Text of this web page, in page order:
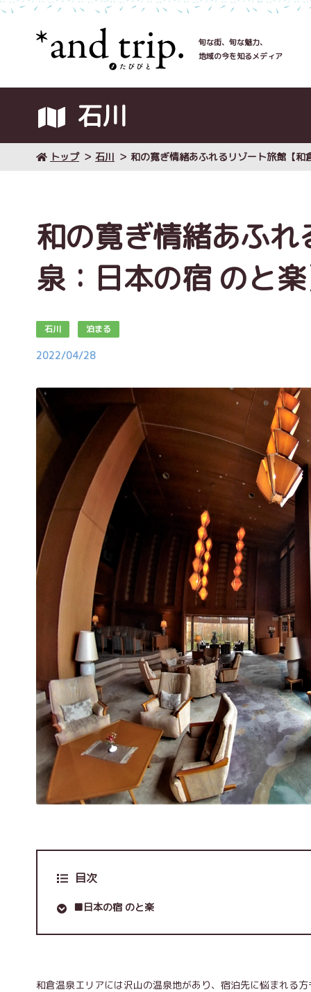
旬な街、旬な魅力、
地域の今を知るメディア
石川
トップ 石川 和の寛ぎ情緒あふれるリゾート旅館【和
和の寛ぎ情緒あふ
泉：日本の宿 のと
石川 泊まる
2022/04/28
目次
■日本の宿 のと楽
和倉温泉エリアには沢山の温泉地があり、宿泊先に悩まれる